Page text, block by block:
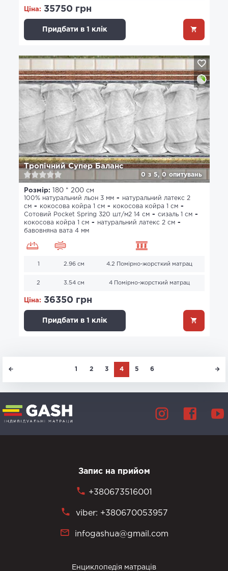
Ціна: 35750 грн
Придбати в 1 клік
Тропічний Супер Баланс
0 з 5, 0 опитувань
Розмір: 180 * 200 см
100% натуральний льон 3 мм
натуральний латекс 2
см
кокосова койра 1 см
кокосова койра 1 см
Сотовий Pocket Spring 320 шт/м2 14 см
сизаль 1 см
кокосова койра 1 см
натуральний латекс 2 см
бавовняна вата 4 мм
1 2.96 см 4.2 Помірно-жорсткий матрац
2 3.54 см 4 Помірно-жорсткий матрац
Ціна: 36350 грн
Придбати в 1 клік
1 2 3 4 5 6
Запис на прийом
+380673516001
viber: +380670053957
infogashua@gmail.com
Енциклопедія матраців